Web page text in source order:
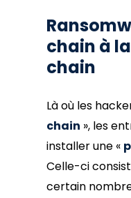
chain à
chain
Là où les
chain », les
installer une «
Celle-ci
certain